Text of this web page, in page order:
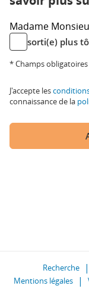
Madame
sorti(e) plus
* Champs obligatoires
J'accepte les
connaissance de la
Recherche
Mentions légales